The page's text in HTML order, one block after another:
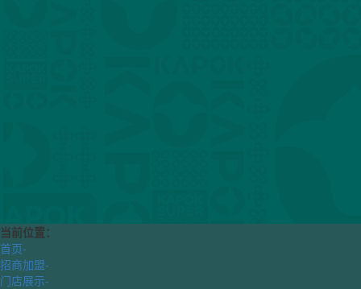
当前位置：
首页-
招商加盟-
门店展示-